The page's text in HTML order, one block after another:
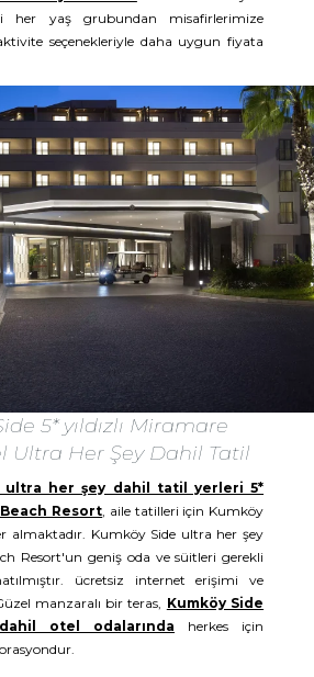
her yaş grubundan misafirlerimize
seçenekleriyle daha uygun fiyata
5* yıldızlı Miramare
Ultra Her Şey Dahil Tatil
ultra her şey dahil tatil yerleri 5*
Beach Resort , aile tatilleri için Kumköy
almaktadır. Kumköy Side ultra her şey
Resort'un geniş oda ve süitleri gerekli
ücretsiz internet erişimi ve
manzaralı bir teras, Kumköy Side
otel odalarında herkes için